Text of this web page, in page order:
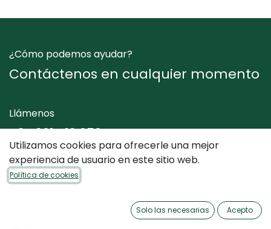
¿Cómo podemos ayudar?
Contáctenos en cualquier momento
Llámenos
+34 961 412 050
Envíenos un mensaje
Utilizamos cookies para ofrecerle una mejor
experiencia de usuario en este sitio web.
Política de cookies
Solo las necesarias Acepto